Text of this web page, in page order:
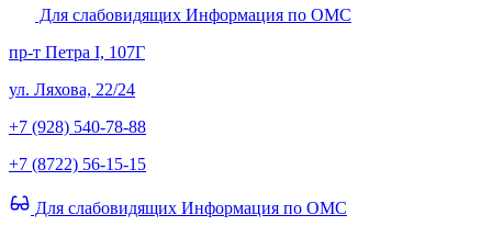
Для слабовидящих Информация по ОМС
пр-т Петра I, 107Г
ул. Ляхова, 22/24
+7 (928) 540-78-88
+7 (8722) 56-15-15
Для слабовидящих Информация по ОМС